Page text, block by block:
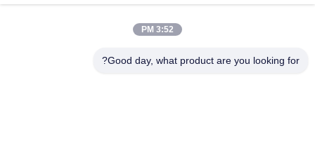
حالا حرف بزن
بهترين قيمت رو براي
3:52 PM
Good day, what product are you looking for?